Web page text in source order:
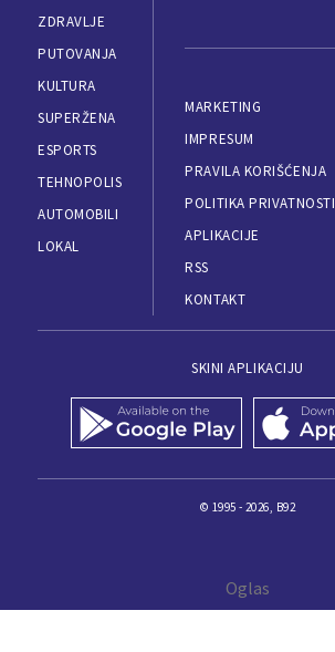
ZDRAVLJE
PUTOVANJA
KULTURA
SUPERŽENA
ESPORTS
TEHNOPOLIS
AUTOMOBILI
LOKAL
MARKETING
IMPRESUM
PRAVILA KORIŠĆENJA
POLITIKA PRIVATNOSTI
APLIKACIJE
RSS
KONTAKT
SKINI APLIKACIJU
© 1995 - 2026, B92